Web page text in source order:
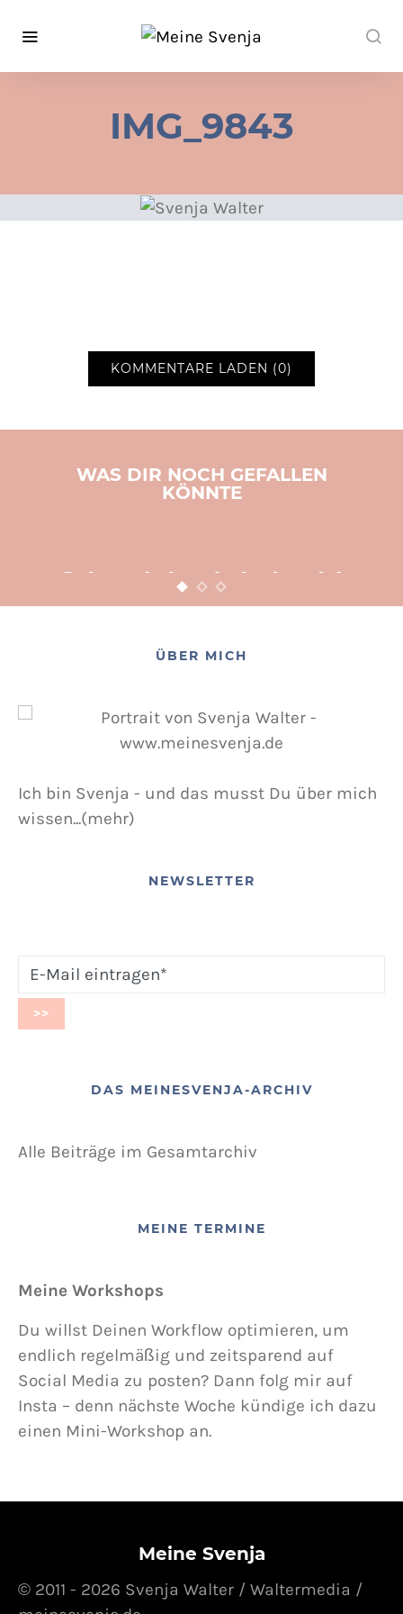
IMG_9843
KOMMENTARE LADEN (0)
WAS DIR NOCH GEFALLEN
KÖNNTE
Adventsbasteln leicht
gemacht
POSTED ON
ÜBER MICH
Ich bin Svenja - und das musst Du über mich
wissen...(mehr)
NEWSLETTER
DAS MEINESVENJA-ARCHIV
Alle Beiträge im Gesamtarchiv
MEINE TERMINE
Meine Workshops
Du willst Deinen Workflow optimieren, um
endlich regelmäßig und zeitsparend auf
Social Media zu posten? Dann folg mir auf
Insta – denn nächste Woche kündige ich dazu
einen Mini-Workshop an.
Meine Svenja
© 2011 - 2026 Svenja Walter / Waltermedia /